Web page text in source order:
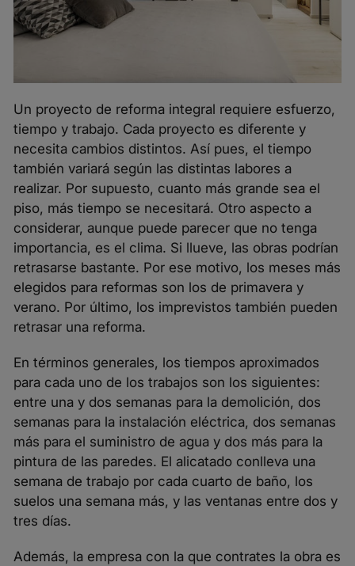
Un proyecto de reforma integral requiere esfuerzo,
tiempo y trabajo. Cada proyecto es diferente y
necesita cambios distintos. Así pues, el tiempo
también variará según las distintas labores a
realizar. Por supuesto, cuanto más grande sea el
piso, más tiempo se necesitará. Otro aspecto a
considerar, aunque puede parecer que no tenga
importancia, es el clima. Si llueve, las obras podrían
retrasarse bastante. Por ese motivo, los meses más
elegidos para reformas son los de primavera y
verano. Por último, los imprevistos también pueden
retrasar una reforma.
En términos generales, los tiempos aproximados
para cada uno de los trabajos son los siguientes:
entre una y dos semanas para la demolición, dos
semanas para la instalación eléctrica, dos semanas
más para el suministro de agua y dos más para la
pintura de las paredes. El alicatado conlleva una
semana de trabajo por cada cuarto de baño, los
suelos una semana más, y las ventanas entre dos y
tres días.
Además, la empresa con la que contrates la obra es